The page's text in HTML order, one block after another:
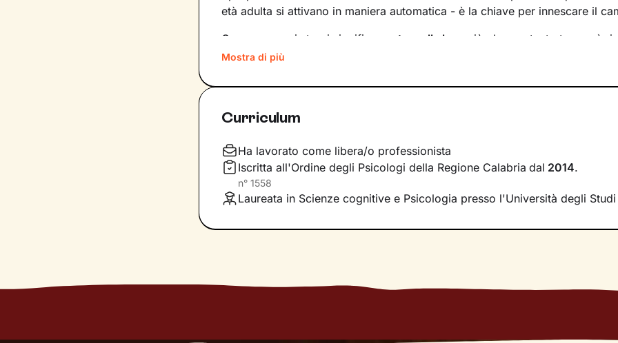
età adulta si attivano in maniera automatica - è la chiave per innescare il
Conoscere noi stessi significa
portare alla luce
ciò che per tanto tempo è
quinte: raggiungere questo tipo di consapevolezza è il primo passo
aiutandoti a far
definiscono ma di cui non sei ancora pienamente cosciente.
Questo ti consentirà di riscoprire alcune tue qualità che erano rimaste in
individuare risorse interiori che ti permetteranno diesprimerti con modalità
Mostra di più
Curriculum
Ha lavorato come libera/o professionista
Iscritta all'Ordine degli Psicologi della Regione Calabria dal 2014.
n° 1558
Laureata in Scienze cognitive e Psicologia presso l'Università degli